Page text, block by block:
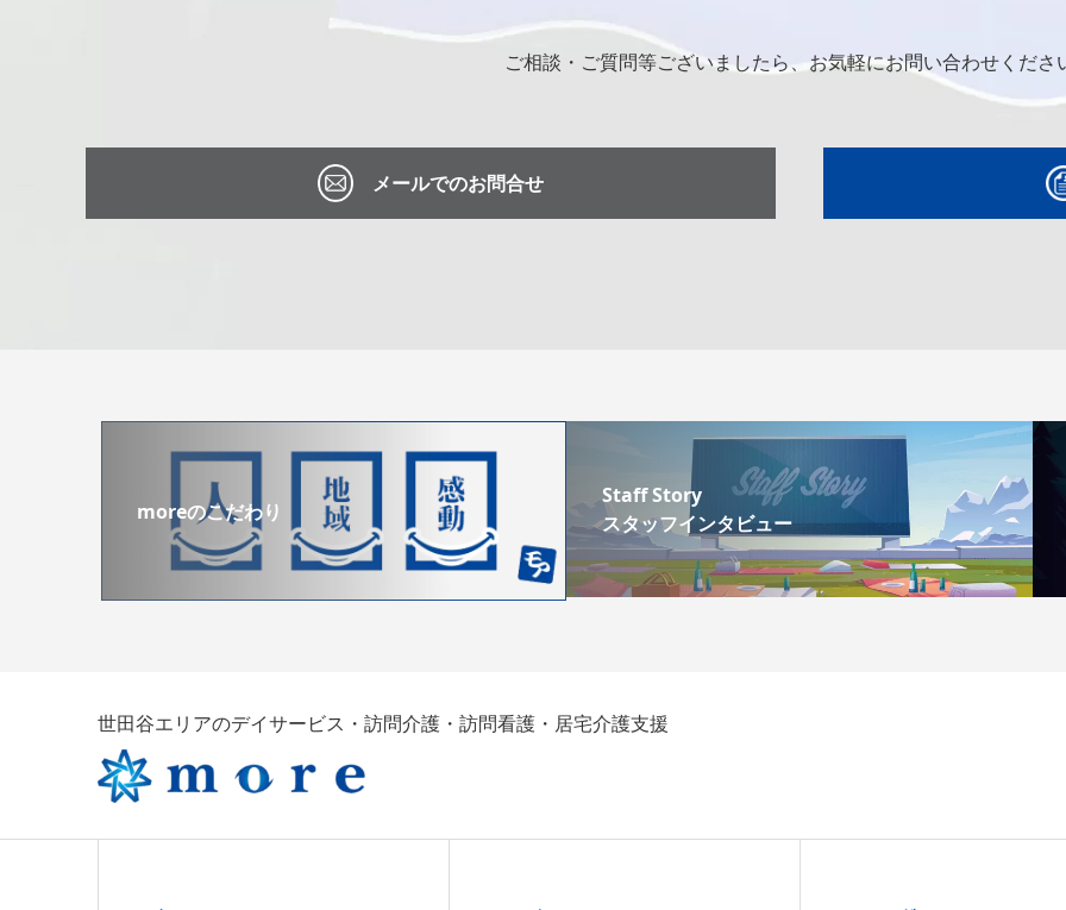
ご相談・ご質問等ございましたら、お気軽にお問い合わせくださ
メールでのお問合せ
moreのこだわり
Staff Story
スタッフインタビュー
世田谷エリアのデイサービス・訪問介護・訪問看護・居宅介護支援